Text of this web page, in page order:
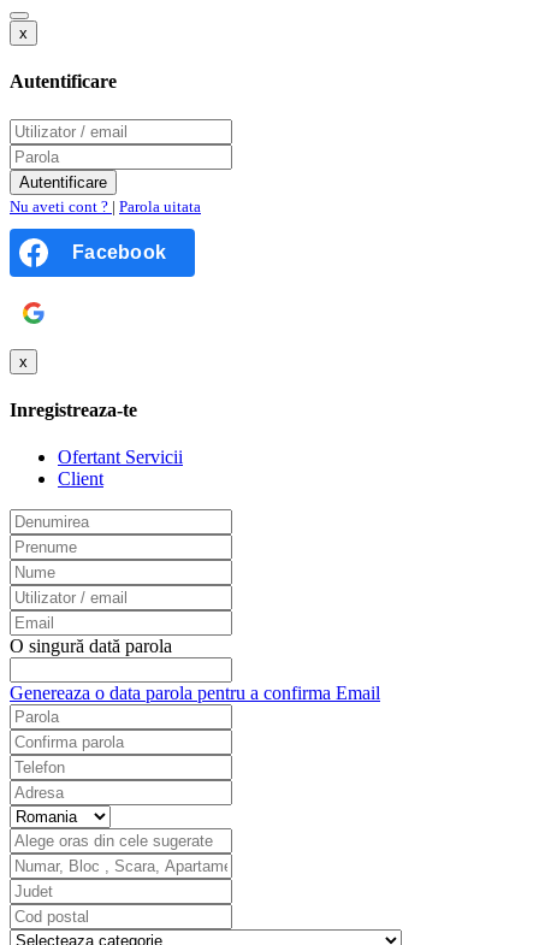
x
Autentificare
Nu aveti cont ? | Parola uitata
Facebook
x
Inregistreaza-te
Ofertant Servicii
Client
O singură dată parola
Genereaza o data parola pentru a confirma Email